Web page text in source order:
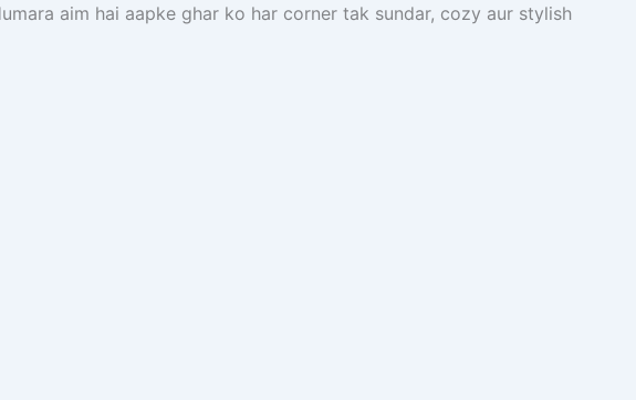
aim hai aapke ghar ko har corner tak sundar, cozy aur stylish